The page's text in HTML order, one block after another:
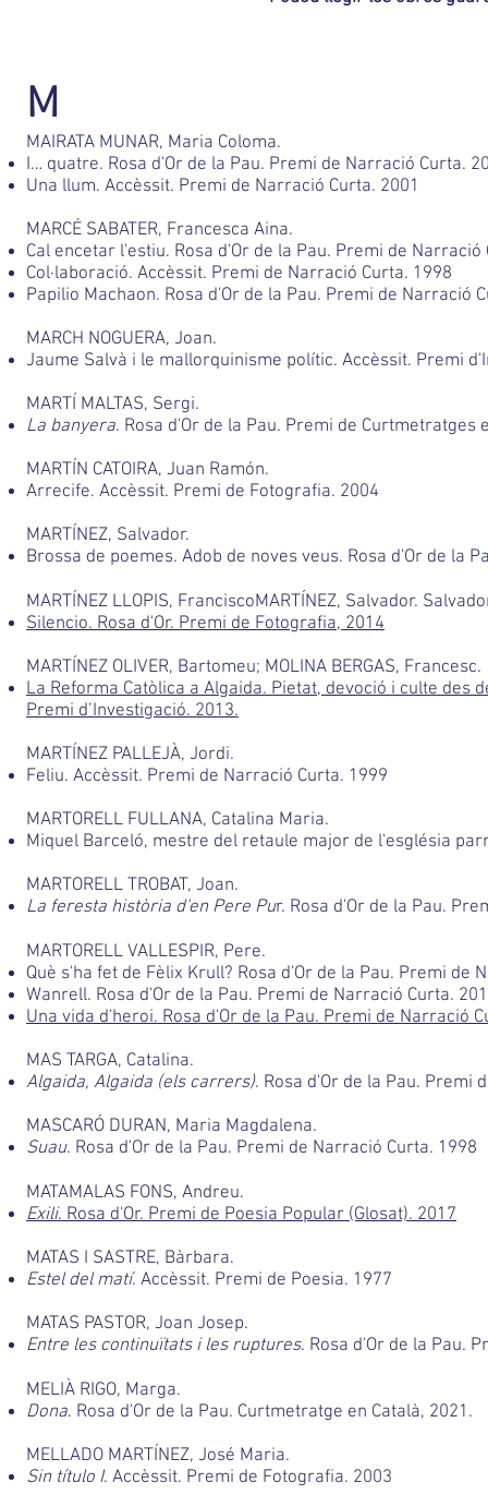
M
MAIRATA MUNAR, Maria Coloma.
I… quatre. Rosa d'Or de la Pau. Premi de Narració Curta.
Una llum. Accèssit. Premi de Narració Curta. 2001
MARCÉ SABATER, Francesca Aina.
Cal encetar l'estiu. Rosa d'Or de la Pau. Premi de Narració
Col·laboració. Accèssit. Premi de Narració Curta. 1998
Papilio Machaon. Rosa d'Or de la Pau. Premi de Narració
MARCH NOGUERA, Joan.
Jaume Salvà i le mallorquinisme polític. Accèssit. Premi
MARTÍ MALTAS, Sergi.
La banyera. Rosa d'Or de la Pau. Premi de Curtmetratges
MARTÍN CATOIRA, Juan Ramón.
Arrecife. Accèssit. Premi de Fotografia. 2004
MARTÍNEZ, Salvador.
Brossa de poemes. Adob de noves veus. Rosa d'Or de la
​MARTÍNEZ LLOPIS, FranciscoMARTÍNEZ, Salvador.
Silencio. Rosa d'Or. Premi de Fotografia, 2014
MARTÍNEZ OLIVER, Bartomeu; MOLINA BERGAS, Francesc.
La Reforma Catòlica a Algaida. Pietat, devoció i culte des
Premi d’Investigació. 2013.
MARTÍNEZ PALLEJÀ, Jordi.
Feliu. Accèssit. Premi de Narració Curta. 1999
MARTORELL FULLANA, Catalina Maria.
Miquel Barceló, mestre del retaule major de l'església
MARTORELL TROBAT, Joan.
La feresta història d'en Pere Pur. Rosa d'Or de la Pau.
MARTORELL VALLESPIR, Pere.
Què s'ha fet de Fèlix Krull? Rosa d'Or de la Pau. Premi de
Wanrell. Rosa d'Or de la Pau. Premi de Narració Curta.
Una vida d'heroi. Rosa d'Or de la Pau. Premi de Narració
MAS TARGA, Catalina.
Algaida, Algaida (els carrers). Rosa d'Or de la Pau. Premi
MASCARÓ DURAN, Maria Magdalena.
Suau. Rosa d'Or de la Pau. Premi de Narració Curta. 1998
MATAMALAS FONS, Andreu.
Exili. Rosa d'Or. Premi de Poesia Popular (Glosat). 2017
MATAS I SASTRE, Bàrbara.
Estel del matí. Accèssit. Premi de Poesia. 1977
MATAS PASTOR, Joan Josep.
Entre les continuïtats i les ruptures. Rosa d'Or de la Pau.
MELIÀ RIGO, Marga.
Dona. Rosa d'Or de la Pau. Curtmetratge en Català, 2021.
MELLADO MARTÍNEZ, José Maria.
Sin título I. Accèssit. Premi de Fotografia. 2003